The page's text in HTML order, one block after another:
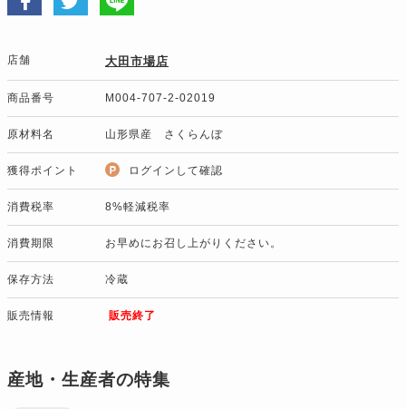
店舗 大田市場店
商品番号 M004-707-2-02019
原材料名 山形県産 さくらんぼ
獲得ポイント ログインして確認
消費税率 8%軽減税率
消費期限 お早めにお召し上がりください。
保存方法 冷蔵
販売情報 販売終了
産地・生産者の特集